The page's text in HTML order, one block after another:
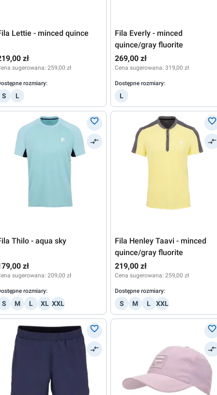
Lettie - minced quince
zł
sugerowana: 259,00 zł
rozmiary:
S L
Fila Everly - minced
quince/gray fluorite
269,00 zł
Cena sugerowana: 319,00 zł
Dostępne rozmiary:
L
Thilo - aqua sky
zł
sugerowana: 209,00 zł
rozmiary:
S M L XL XXL
Fila Henley Taavi - minced
quince/gray fluorite
219,00 zł
Cena sugerowana: 259,00 zł
Dostępne rozmiary:
S M L XXL